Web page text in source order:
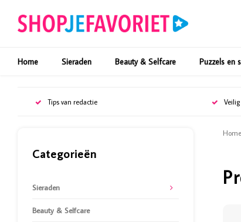
Home Sieraden Beauty & Selfcare Puzzels en
Tips van redactie
Categorieën
Sieraden
Beauty & Selfcare
Home